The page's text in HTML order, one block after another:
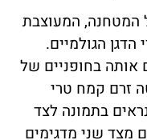
המטחנה, המעוצבת
הגולמיים.
אותה בחופניים של
זרם קמח טרי
בתמונה לצד
מצד שני מדגימים